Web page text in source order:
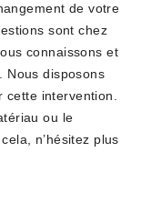
de votre
sont chez
connaissons et
Nous disposons
cette intervention.
ou le
n’hésitez plus